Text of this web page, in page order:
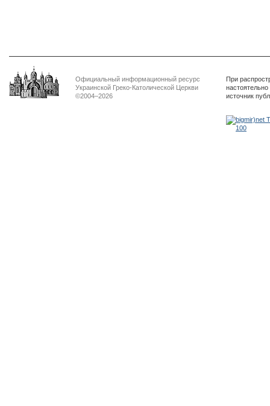
Официальный информационный ресурс
Украинской Греко-Католической Церкви
©2004–2026
При
источник